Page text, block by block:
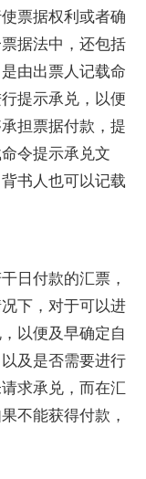
票据权利或者确
据法中，还包括
由出票人记载命
提示承兑，以便
担票据付款，提
令提示承兑文
书人也可以记载
日付款的汇票，
下，对于可以进
以便及早确定自
及是否需要进行
求承兑，而在汇
不能获得付款，